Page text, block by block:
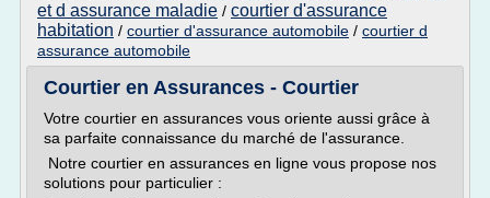
et d assurance maladie / courtier d'assurance
habitation / courtier d'assurance automobile / courtier d
assurance automobile
Courtier en Assurances - Courtier
Votre courtier en assurances vous oriente aussi grâce à
sa parfaite connaissance du marché de l'assurance.
Notre courtier en assurances en ligne vous propose nos
solutions pour particulier :